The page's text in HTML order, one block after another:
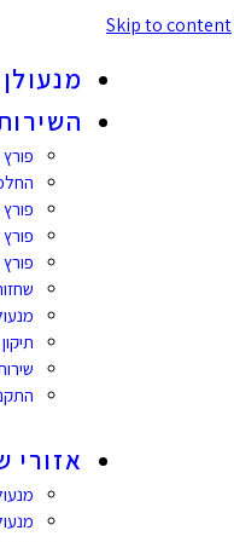
Skip to content
אזורי